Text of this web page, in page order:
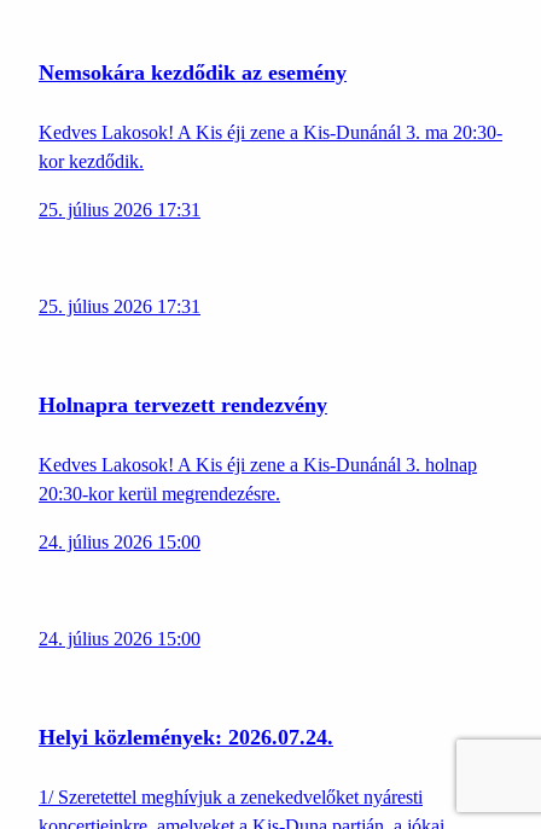
Nemsokára kezdődik az esemény
Kedves Lakosok! A Kis éji zene a Kis-Dunánál 3. ma 20:30-
kor kezdődik.
25. július 2026 17:31
25. július 2026 17:31
Holnapra tervezett rendezvény
Kedves Lakosok! A Kis éji zene a Kis-Dunánál 3. holnap
20:30-kor kerül megrendezésre.
24. július 2026 15:00
24. július 2026 15:00
Helyi közlemények: 2026.07.24.
1/ Szeretettel meghívjuk a zenekedvelőket nyáresti